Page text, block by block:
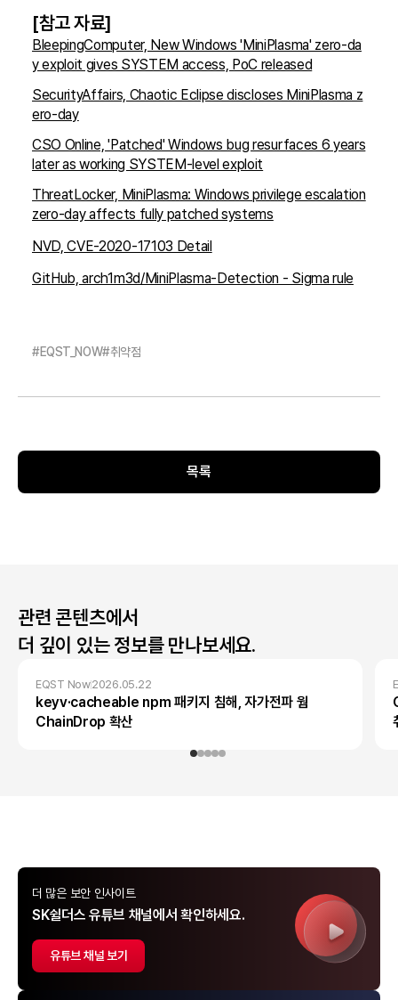
[참고 자료]
BleepingComputer, New Windows 'MiniPlasma' zero-da
y exploit gives SYSTEM access, PoC released
SecurityAffairs, Chaotic Eclipse discloses MiniPlasma z
ero-day
CSO Online, 'Patched' Windows bug resurfaces 6 years
later as working SYSTEM-level exploit
ThreatLocker, MiniPlasma: Windows privilege escalation
zero-day affects fully patched systems
NVD, CVE-2020-17103 Detail
GitHub, arch1m3d/MiniPlasma-Detection - Sigma rule
#EQST_NOW#취약점
목록
관련 콘텐츠에서
더 깊이 있는 정보를 만나보세요.
EQST Now2026.05.22
keyv·cacheable npm 패키지 침해, 자가전파 웜
ChainDrop 확산
더 많은 보안 인사이트
SK쉴더스 유튜브 채널에서 확인하세요.
유튜브 채널 보기